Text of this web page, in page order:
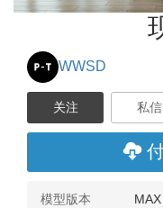
WWSD
模型版本